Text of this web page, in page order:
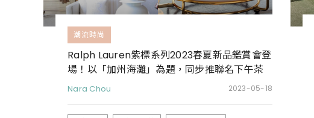
潮流時尚
Ralph Lauren紫標系列2023春夏新品鑑賞會登
場！以「加州海灘」為題，同步推聯名下午茶
Nara Chou 2023-05-18